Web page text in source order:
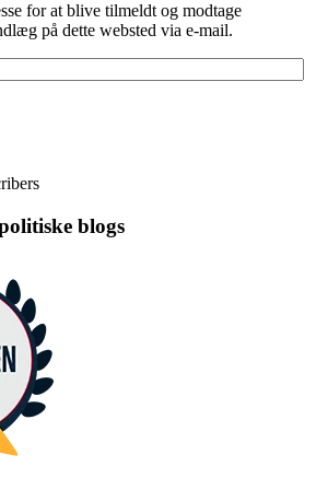
for at blive tilmeldt og modtage
på dette websted via e-mail.
blogs